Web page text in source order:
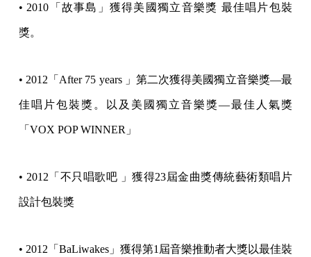
• 2010「故事島」獲得美國獨立音樂獎 最佳唱片包裝
獎。
• 2012「After 75 years 」第二次獲得美國獨立音樂獎—最
佳唱片包裝獎。以及美國獨立音樂獎—最佳人氣獎
「VOX POP WINNER」
• 2012「不只唱歌吧 」獲得23屆金曲獎傳統藝術類唱片
設計包裝獎
• 2012「BaLiwakes」獲得第1屆音樂推動者大獎以最佳裝